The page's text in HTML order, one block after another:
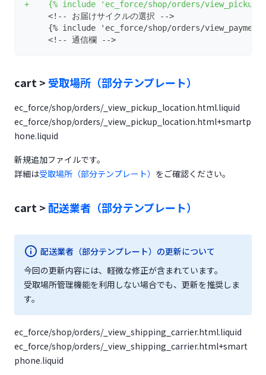
+    {% include 'ec_force/shop/orders/
     <!-- お届けサイクルの選択 -->
{% include 'ec_force/shop/orders/
     <!-- 通信欄 -->
cart > 受取場所（部分テンプレート）
ec_force/shop/orders/_view_pickup_location.html.liquid
ec_force/shop/orders/_view_pickup_location.html+smartp
hone.liquid
新規追加ファイルです。
詳細は受取場所（部分テンプレート） をご確認ください。
cart >配送業者（部分テンプレート）
配送業者（部分テンプレート）の更新について
今回の更新内容には、軽微な修正が含まれています。
受取場所管理機能を利用しない場合でも、更新を推奨しま
す。
ec_force/shop/orders/_view_shipping_carrier.html.liquid
ec_force/shop/orders/_view_shipping_carrier.html+smart
phone.liquid